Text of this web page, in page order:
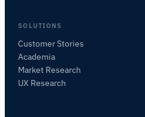
SOLUTIONS
Customer Stories
Academia
Market Research
UX Research